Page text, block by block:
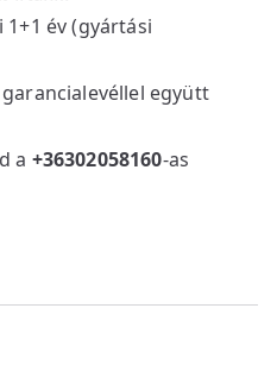
év (gyártási
együtt
a +36302058160-as